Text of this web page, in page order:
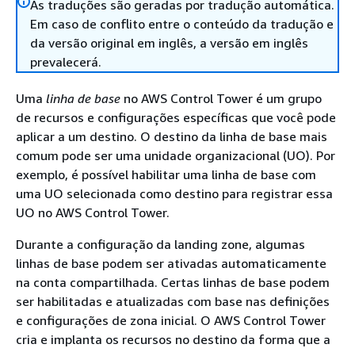
As traduções são geradas por tradução automática.
Em caso de conflito entre o conteúdo da tradução e
da versão original em inglês, a versão em inglês
prevalecerá.
Uma linha de base no AWS Control Tower é um grupo
de recursos e configurações específicas que você pode
aplicar a um destino. O destino da linha de base mais
comum pode ser uma unidade organizacional (UO). Por
exemplo, é possível habilitar uma linha de base com
uma UO selecionada como destino para registrar essa
UO no AWS Control Tower.
Durante a configuração da landing zone, algumas
linhas de base podem ser ativadas automaticamente
na conta compartilhada. Certas linhas de base podem
ser habilitadas e atualizadas com base nas definições
e configurações de zona inicial. O AWS Control Tower
cria e implanta os recursos no destino da forma que a